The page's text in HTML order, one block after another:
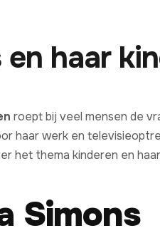
en haar
roept bij veel mensen de
haar werk en
het thema kinderen en
Simons